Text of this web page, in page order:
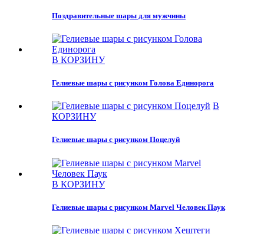
Поздравительные шары для мужчины
В КОРЗИНУ
Гелиевые шары с рисунком Голова Единорога
В
КОРЗИНУ
Гелиевые шары с рисунком Поцелуй
В КОРЗИНУ
Гелиевые шары с рисунком Marvel Человек Паук